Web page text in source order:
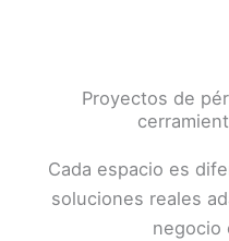
Proyectos de
Cada espacio es
soluciones reales
negocio